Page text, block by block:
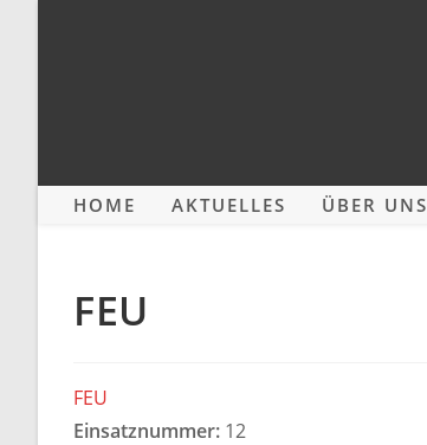
HOME AKTUELLES ÜBER UNS
FEU
FEU
Einsatznummer: 12